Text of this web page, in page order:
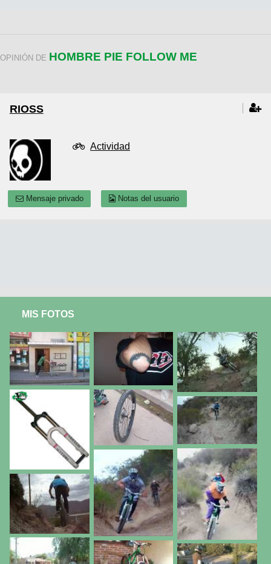
OPINIÓN DE HOMBRE PIE FOLLOW ME
RIOSS
Actividad
Mensaje privado Notas del usuario
MIS FOTOS